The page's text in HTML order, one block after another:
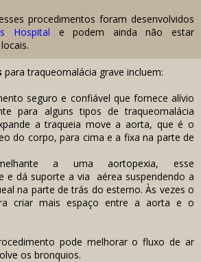
procedimentos foram desenvolvidos
Hospital e podem ainda não estar
para traqueomalácia grave incluem:
seguro e confiável que fornece alívio
para alguns tipos de traqueomalácia
a traqueia move a aorta, que é o
do corpo, para cima e a fixa na parte de
a uma aortopexia, esse
e dá suporte a via aérea suspendendo a
na parte de trás do esterno. Às vezes o
criar mais espaço entre a aorta e o
pode melhorar o fluxo de ar
os bronquios.